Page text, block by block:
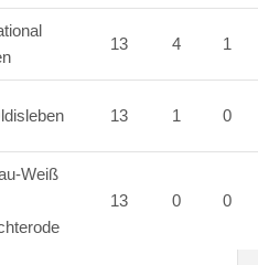
13 4 1
13 1 0
Weiß
13 0 0